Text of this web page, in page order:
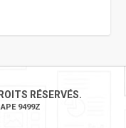
RÉSERVÉS.
9499Z